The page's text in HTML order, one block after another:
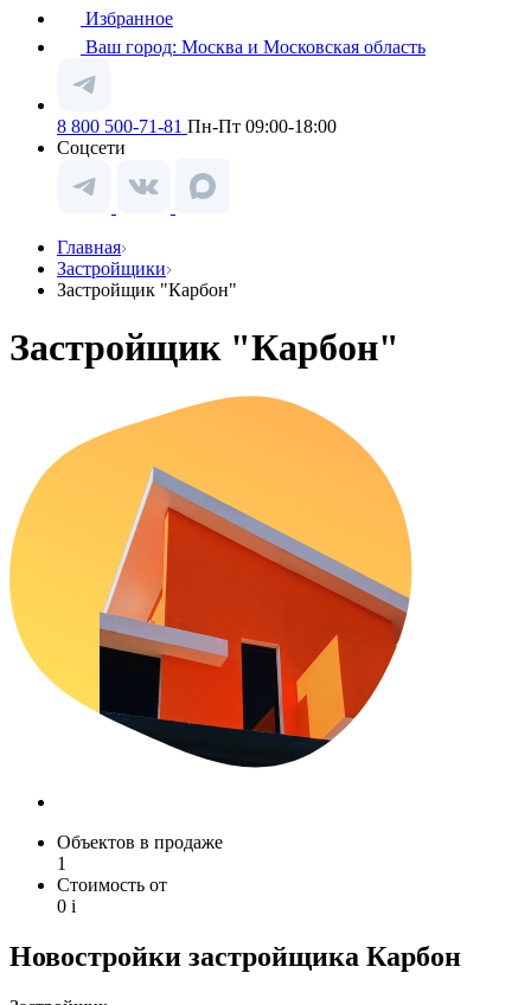
Избранное
Ваш город: Москва и Московская область
8 800 500-71-81 Пн-Пт 09:00-18:00
Соцсети
Главная
Застройщики
Застройщик "Карбон"
Застройщик "Карбон"
Объектов в продаже
1
Стоимость от
0 i
Новостройки застройщика Карбон